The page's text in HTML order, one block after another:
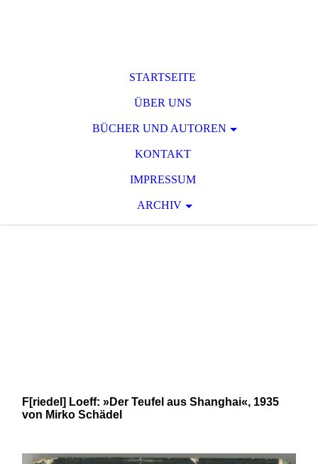
STARTSEITE
ÜBER UNS
BÜCHER UND AUTOREN
KONTAKT
IMPRESSUM
ARCHIV
F[riedel] Loeff: »Der Teufel aus Shanghai«, 1935
von Mirko Schädel